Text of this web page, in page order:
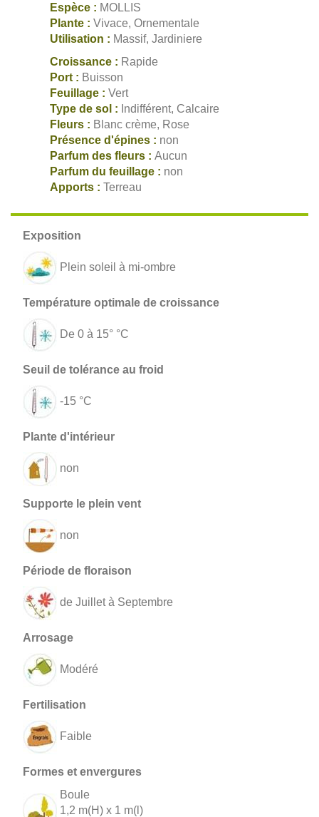
Espèce : MOLLIS
Plante : Vivace, Ornementale
Utilisation : Massif, Jardiniere
Croissance : Rapide
Port : Buisson
Feuillage : Vert
Type de sol : Indifférent, Calcaire
Fleurs : Blanc crème, Rose
Présence d'épines : non
Parfum des fleurs : Aucun
Parfum du feuillage : non
Apports : Terreau
Plein soleil à mi-ombre
De 0 à 15° °C
-15 °C
non
non
de Juillet à Septembre
Modéré
Faible
Boule
1,2 m(H) x 1 m(l)